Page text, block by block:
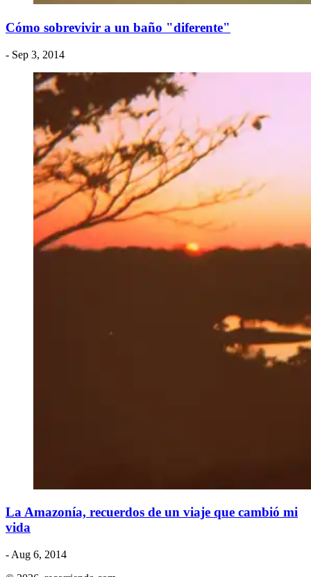
Cómo sobrevivir a un baño "diferente"
- Sep 3, 2014
La Amazonía, recuerdos de un viaje que cambió mi
vida
- Aug 6, 2014